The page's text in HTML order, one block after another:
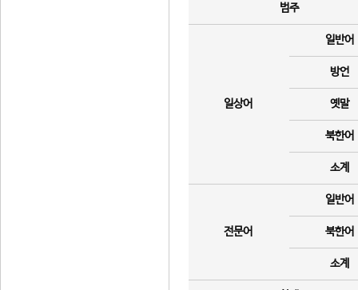
범주
일상어
일반어
방언
옛말
북한어
소계
전문어
일반어
북한어
소계